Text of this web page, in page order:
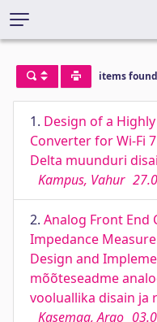
items
1. Design of a
Converter for Wi-Fi
Delta muunduri
Kampus, Vahur
2. Analog Front End
Impedance
Design and
mõõteseadme
vooluallika disain ja
Kasemaa, Argo